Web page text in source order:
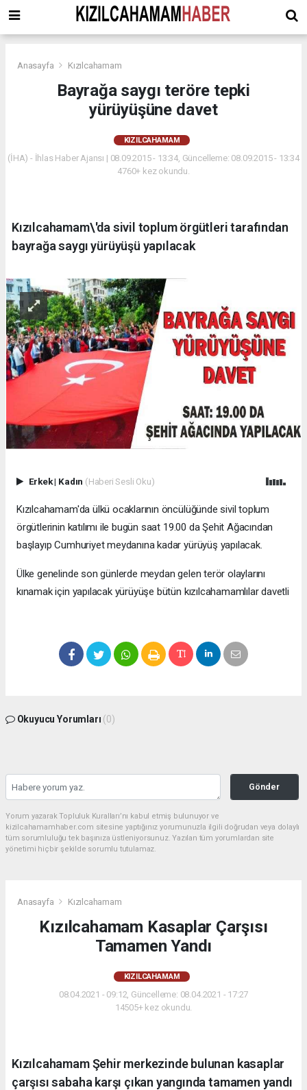
Anasayfa Kızılcahamam
Bayrağa saygı teröre tepki
yürüyüşüne davet
KIZILCAHAMAM
(İHA) - İhlas Haber Ajansı | 08.09.2015 - 13:34, Güncelleme: 08.09.2015 - 13:34
4760+ kez okundu.
Kızılcahamam\'da sivil toplum örgütleri tarafından
bayrağa saygı yürüyüşü yapılacak
Erkek| Kadın (Haberi Sesli Oku)
Kızılcahamam'da ülkü ocaklarının öncülüğünde sivil toplum
örgütlerinin katılımı ile bugün saat 19.00 da Şehit Ağacından
başlayıp Cumhuriyet meydanına kadar yürüyüş yapılacak.
Ülke genelinde son günlerde meydan gelen terör olaylarını
kınamak için yapılacak yürüyüşe bütün kızılcahamamlılar davetli
Okuyucu Yorumları (0)
Gönder
Yorum yazarak Topluluk Kuralları’nı kabul etmiş bulunuyor ve
kizilcahamamhaber.com sitesine yaptığınız yorumunuzla ilgili doğrudan veya dolaylı
tüm sorumluluğu tek başınıza üstleniyorsunuz. Yazılan tüm yorumlardan site
yönetimi hiçbir şekilde sorumlu tutulamaz.
Anasayfa Kızılcahamam
Kızılcahamam Kasaplar Çarşısı
Tamamen Yandı
KIZILCAHAMAM
08.04.2021 - 09:12, Güncelleme: 08.04.2021 - 17:27
14505+ kez okundu.
Kızılcahamam Şehir merkezinde bulunan kasaplar
çarşısı sabaha karşı çıkan yangında tamamen yandı